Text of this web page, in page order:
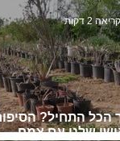
הכל התחיל?
שלנו עם צמח
2 דקות